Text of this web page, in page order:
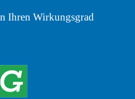
Ihren Wirkungsgrad